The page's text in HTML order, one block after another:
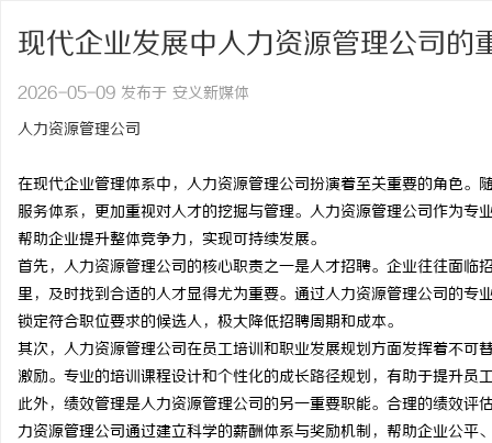
现代企业发展中人力资源管理公司的
2026-05-09 发布于 安义新媒体
人力资源管理公司
在现代企业管理体系中，人力资源管理公司扮演着至关重要的角色
服务体系，更加重视对人才的挖掘与管理。人力资源管理公司作为
帮助企业提升整体竞争力，实现可持续发展。
首先，人力资源管理公司的核心职责之一是人才招聘。企业往往面
里，及时找到合适的人才显得尤为重要。通过人力资源管理公司的
锁定符合职位要求的候选人，极大降低招聘周期和成本。
其次，人力资源管理公司在员工培训和职业发展规划方面发挥着不
激励。专业的培训课程设计和个性化的成长路径规划，有助于提升
此外，绩效管理是人力资源管理公司的另一重要职能。合理的绩效
力资源管理公司通过建立科学的薪酬体系与奖励机制，帮助企业公